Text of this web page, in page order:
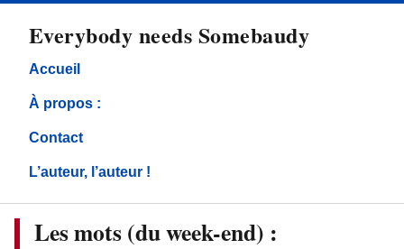
Everybody needs Somebaudy
Accueil
À propos :
Contact
L’auteur, l’auteur !
Les mots (du week-end) :